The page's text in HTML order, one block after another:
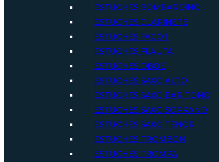
ESTUCHES BOMBARDINO
ESTUCHES CLARINETE
ESTUCHES FAGOT
ESTUCHES FLAUTA
ESTUCHES OBOE
ESTUCHES SAXO ALTO
ESTUCHES SAXO BARITONO
ESTUCHES SAXO SOPRANO
ESTUCHES SAXO TENOR
ESTUCHES TROMBÓN
ESTUCHES TROMPA